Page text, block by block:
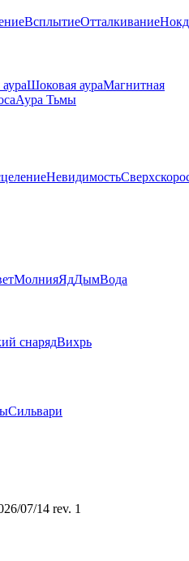
ВсплытиеОтталкивание
Шоковая аураМагнитная
Аура Тьмы
Невидимость
МолнияЯдДымВода
снарядВихрь
Сильвари
07/14 rev. 1